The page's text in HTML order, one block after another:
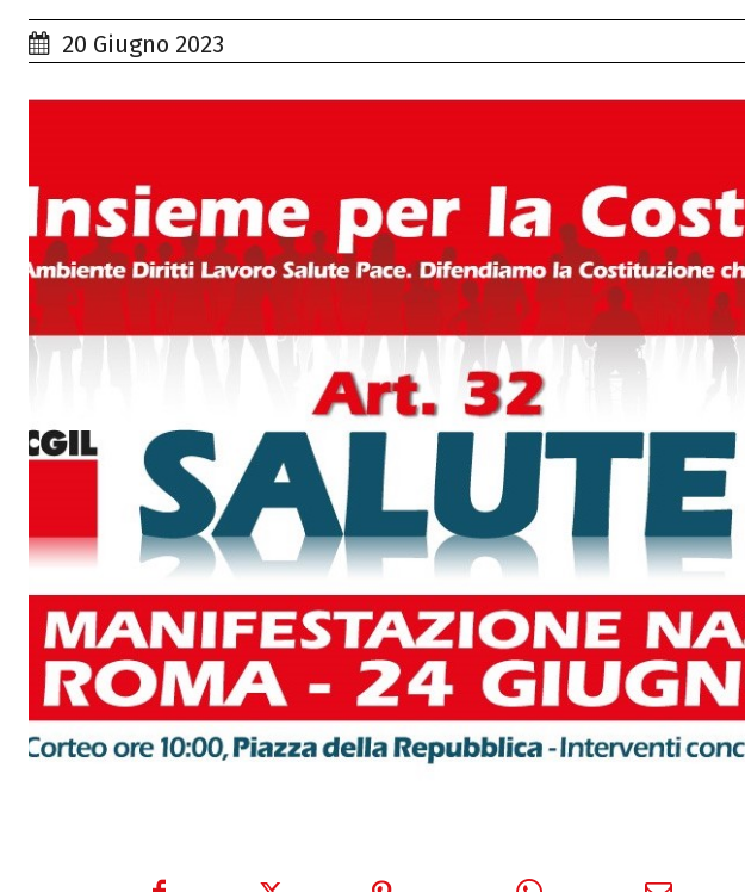
20 Giugno 2023